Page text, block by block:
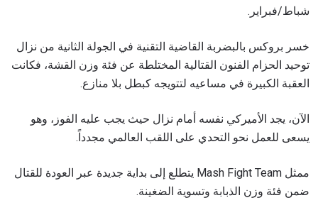
شباط/فبراير.
خسر بروكس بالبضربة القاضية التقنية في الجولة الثانية من نزال
توحيد الحزام الفنون القتالية المختلطة عن فئة وزن القشة، فكانت
العقبة الكبيرة في مساعيه لتتويجه كبطل بلا منازع.
الآن، يجد الأميركي نفسه أمام نزال حيث يجب عليه الفوز، وهو
يسعى للعمل نحو التحدي على اللقب العالمي مجدداً.
ممثل Mash Fight Team يتطلع إلى بداية جديدة عبر العودة للقتال
ضمن فئة وزن الذبابة وتسوية الضغينة.